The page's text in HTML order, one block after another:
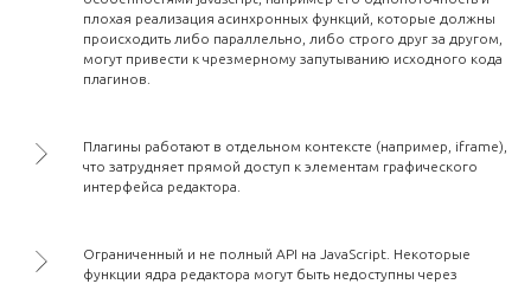
плохая реализация асинхронных функций, которые должны
происходить либо параллельно, либо строго друг за другом,
могут привести к чрезмерному запутыванию исходного кода
плагинов.
Плагины работают в отдельном контексте (например, iframe),
что затрудняет прямой доступ к элементам графического
интерфейса редактора.
Ограниченный и не полный API на JavaScript. Некоторые
функции ядра редактора могут быть недоступны через